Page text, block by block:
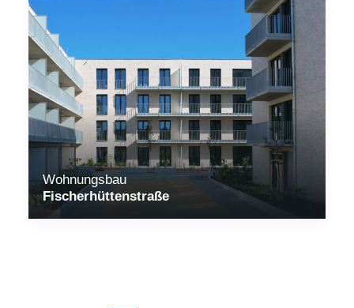
Wohnungsbau
Fischerhüttenstraße